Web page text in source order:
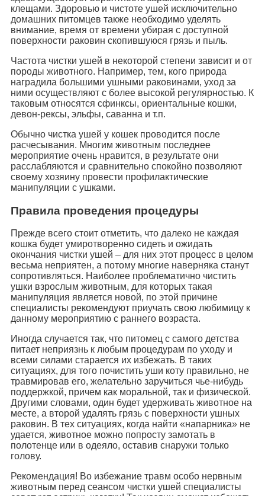
клещами. Здоровью и чистоте ушей исключительно
домашних питомцев также необходимо уделять
внимание, время от времени убирая с доступной
поверхности раковин скопившуюся грязь и пыль.
Частота чистки ушей в некоторой степени зависит и от
породы животного. Например, тем, кого природа
наградила большими ушными раковинами, уход за
ними осуществляют с более высокой регулярностью. К
таковым относятся сфинксы, ориентальные кошки,
девон-рексы, эльфы, саванна и т.п.
Обычно чистка ушей у кошек проводится после
расчесывания. Многим животным последнее
мероприятие очень нравится, в результате они
расслабляются и сравнительно спокойно позволяют
своему хозяину провести профилактические
манипуляции с ушками.
Правила проведения процедуры
Прежде всего стоит отметить, что далеко не каждая
кошка будет умиротворенно сидеть и ожидать
окончания чистки ушей – для них этот процесс в целом
весьма неприятен, а потому многие наверняка станут
сопротивляться. Наиболее проблематично чистить
ушки взрослым животным, для которых такая
манипуляция является новой, по этой причине
специалисты рекомендуют приучать свою любимицу к
данному мероприятию с раннего возраста.
Иногда случается так, что питомец с самого детства
питает неприязнь к любым процедурам по уходу и
всеми силами старается их избежать. В таких
ситуациях, для того почистить уши коту правильно, не
травмировав его, желательно заручиться чье-нибудь
поддержкой, причем как моральной, так и физической.
Другими словами, один будет удерживать животное на
месте, а второй удалять грязь с поверхности ушных
раковин. В тех ситуациях, когда найти «напарника» не
удается, животное можно попросту замотать в
полотенце или в одеяло, оставив снаружи только
голову.
Рекомендация! Во избежание травм особо нервным
животным перед сеансом чистки ушей специалисты